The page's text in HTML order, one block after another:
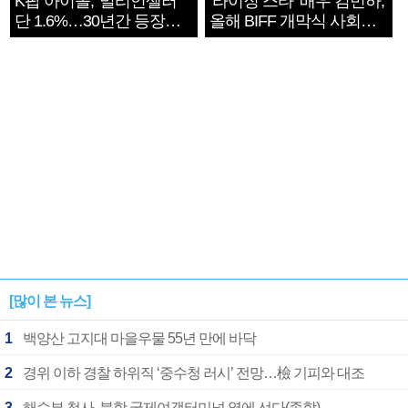
단 1.6%…30년간 등장
1182개팀 전수조사
올해 BIFF 개막식 사회자
확정
[많이 본 뉴스]
1 백양산 고지대 마을우물 55년 만에 바닥
2 경위 이하 경찰 하위직 ‘중수청 러시’ 전망…檢 기피와 대조